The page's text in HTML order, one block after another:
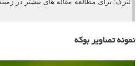
به طور معمول بوکه های های ایجاد شده در